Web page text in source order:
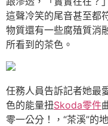
這聲冷笑的尾音甚至都
物質還有一些腐殖質消
所看到的茶色。
任務人員告訴記者她最
色的能量扭Skoda零件
零一公分！，“茶溪”的